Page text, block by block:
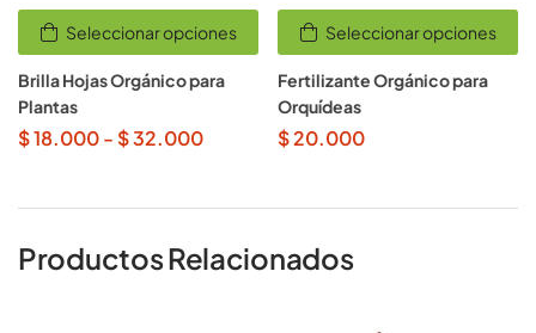
Seleccionar opciones
Brilla Hojas Orgánico para
Plantas
$18.000- $32.000
Seleccionar opciones
Fertilizante Orgánico para
Orquídeas
$20.000
Productos Relacionados